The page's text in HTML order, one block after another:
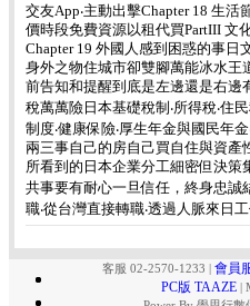
交友App‧主動出擊Chapter 18 生
價時段免費資源以租代買PartIII 文
Chapter 19 外國人感到困惑的事日
身外之物住城市卻雙腳萬能冰水王
前告知和提醒到底是左邊還是右邊
稅萬萬險日本基礎稅制‧所得稅‧住
制度‧健康保險‧厚生年金與國民年
兩三事自己的房自己買自住與資產
所看到的日本企業分工細密但決
共事要有耐心一旦信任，終身忠誠
職‧從台灣直接轉職‧透過人脈來日
客服 02-2570-1233 會員
PC版 TAAZE